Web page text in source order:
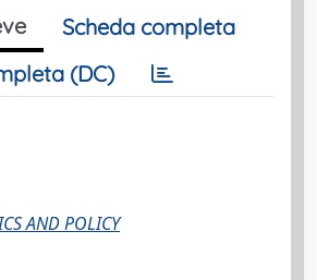
Scheda completa
(DC)
AND POLICY